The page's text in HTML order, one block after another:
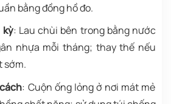
bằng đồng hồ đo.
kỳ: Lau chùi bên trong bằng nước
nhựa mỗi tháng; thay thế nếu
sớm.
: Cuộn ống lỏng ở nơi mát mẻ